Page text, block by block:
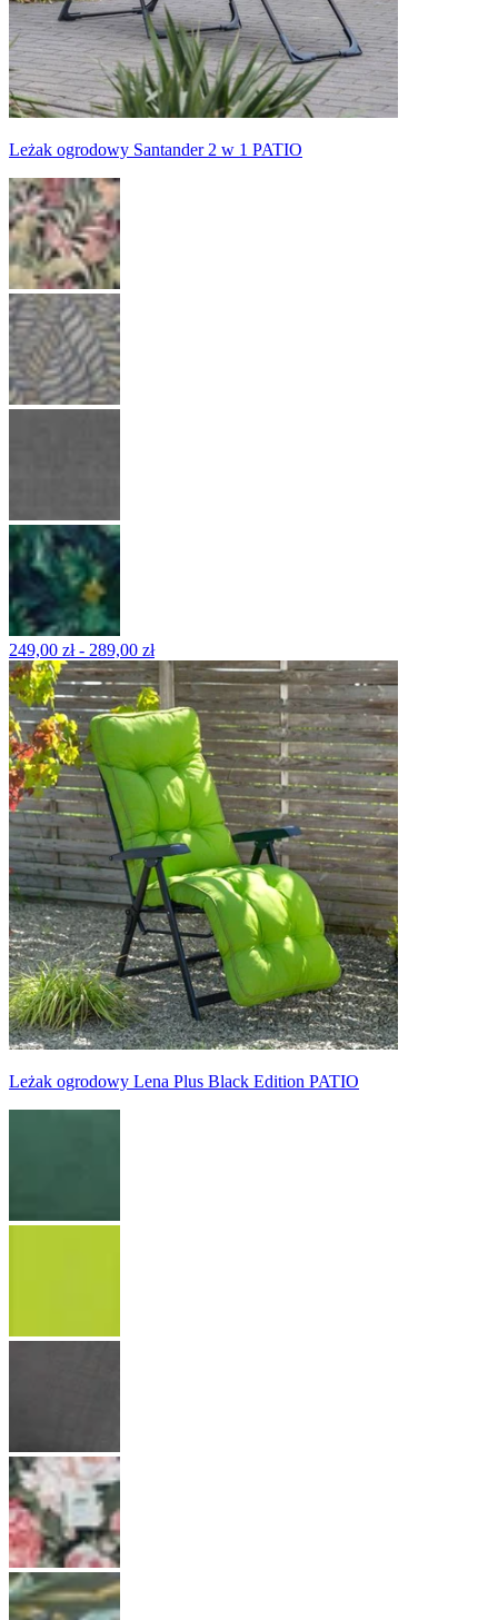
Leżak ogrodowy Santander 2 w 1 PATIO
249,00 zł - 289,00 zł
Leżak ogrodowy Lena Plus Black Edition PATIO